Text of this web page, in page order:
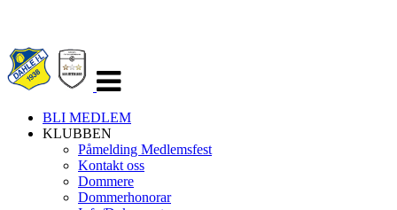
navigasjon
BLI MEDLEM
KLUBBEN
Påmelding Medlemsfest
Kontakt oss
Dommere
Dommerhonorar